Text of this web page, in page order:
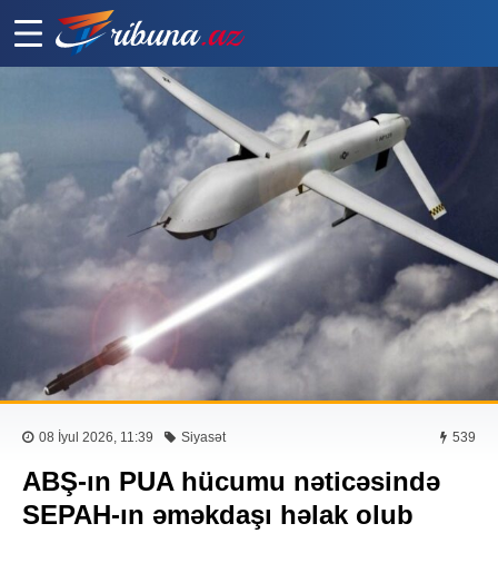
08 İyul 2026, 11:39 Siyasət 539
ABŞ-ın PUA hücumu nəticəsində
SEPAH-ın əməkdaşı həlak olub